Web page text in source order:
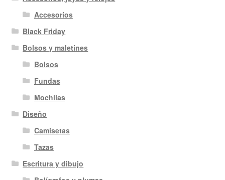
Accesorios
Black Friday
Bolsos y maletines
Bolsos
Fundas
Mochilas
Diseño
Camisetas
Tazas
Escritura y dibujo